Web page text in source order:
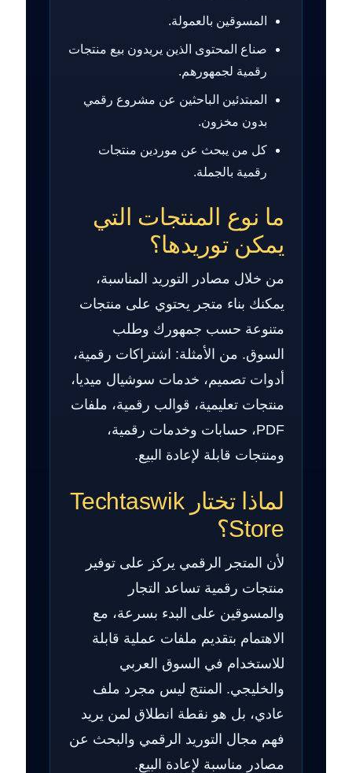
المسوقين بالعمولة.
صناع المحتوى الذين يريدون بيع منتجات
رقمية لجمهورهم.
المبتدئين الباحثين عن مشروع رقمي
بدون مخزون.
كل من يبحث عن موردين منتجات
رقمية بالجملة.
ما نوع المنتجات التي
يمكن توريدها؟
من خلال مصادر التوريد المناسبة،
يمكنك بناء متجر يحتوي على منتجات
متنوعة حسب جمهورك وطلب
السوق. من الأمثلة: اشتراكات رقمية،
أدوات تصميم، خدمات سوشيال ميديا،
منتجات تعليمية، قوالب رقمية، ملفات
PDF، حسابات وخدمات رقمية،
ومنتجات قابلة لإعادة البيع.
لماذا تختار Techtaswik
Store؟
لأن المتجر الرقمي يركز على توفير
منتجات رقمية تساعد التجار
والمسوقين على البدء بسرعة، مع
الاهتمام بتقديم ملفات عملية قابلة
للاستخدام في السوق العربي
والخليجي. المنتج ليس مجرد ملف
عادي، بل هو نقطة انطلاق لمن يريد
فهم مجال التوريد الرقمي والبحث عن
مصادر مناسبة لإعادة البيع.